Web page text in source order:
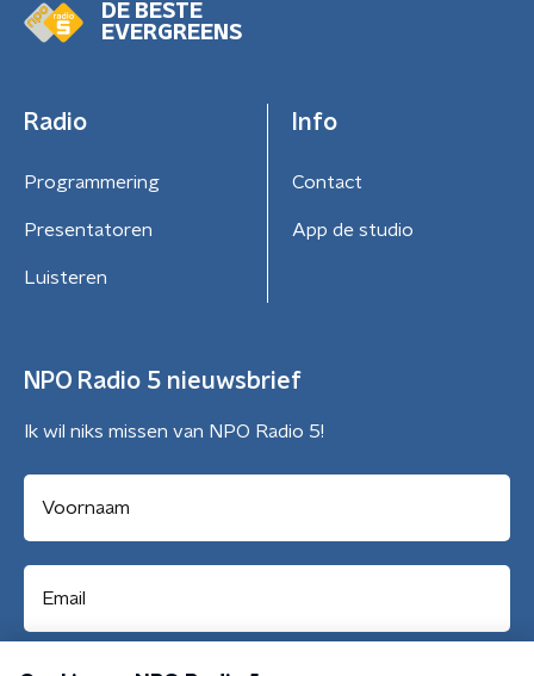
DE BESTE
EVERGREENS
Radio
Programmering
Presentatoren
Luisteren
Info
Contact
App de studio
NPO Radio 5 nieuwsbrief
Ik wil niks missen van NPO Radio 5!